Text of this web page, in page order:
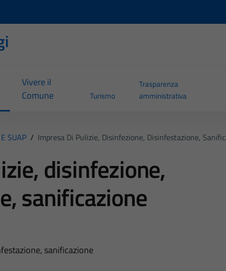
Vivere il
Comune
Turismo
Trasparenza
amministrativa
SUAP / Impresa Di Pulizie, Disinfezione, Disinfestazione,
disinfezione,
sanificazione
sanificazione